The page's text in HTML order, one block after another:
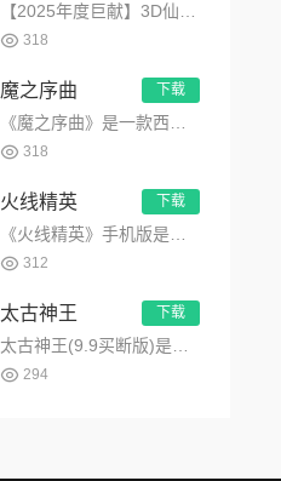
【2025年度巨献】3D仙侠手游巅峰之作天堂魔狱(0.05折百倍爆率千金版)震撼登场！全场尊享0.05折，解...
318
魔之序曲
《魔之序曲》是一款西方魔幻题材的MMORPG手游。3D次世代旗舰画质，360度自由视角，DIY个性外显，昼夜...
318
下载
火线精英
《火线精英》手机版是由4399独自开发的FPS（First-PersonShooterGame）射击类手游，...
312
下载
太古神王
太古神王(9.9买断版)是一款华丽3D仙侠MMORPG手机网游，改编自同名玄幻小说。游戏特色包括3D玄幻世界...
294
下载